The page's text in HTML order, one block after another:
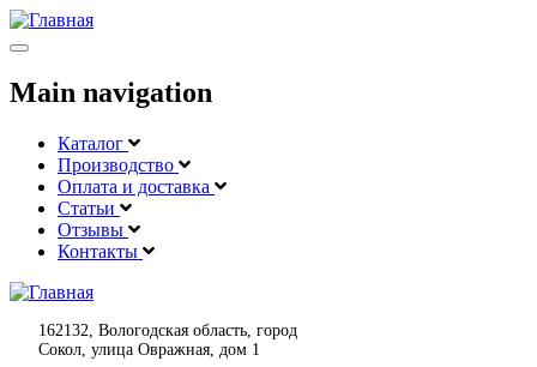
Меню
Main navigation
Каталог
Производство
Оплата и доставка
Статьи
Отзывы
Контакты
162132, Вологодская область, город
Сокол, улица Овражная, дом 1